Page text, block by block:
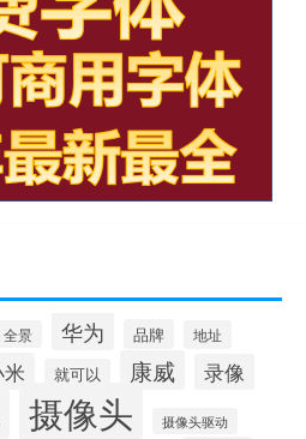
全景 华为 品牌 地址
就可以 康威 录像
摄像头 摄像头驱动